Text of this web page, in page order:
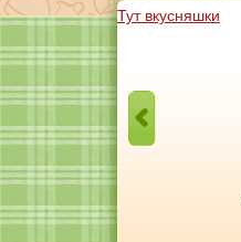
Тут вкусняшки
20 минут и без выпечки